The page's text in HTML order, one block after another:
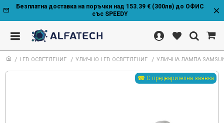
Безплатна доставка на поръчки над 153.39 € (300лв) до ОФИС
със SPEEDY
LED ОСВЕТЛЕНИЕ УЛИЧНО LED ОСВЕТЛЕНИЕ УЛИЧНА ЛАМПА
☎ С предварителна заявка